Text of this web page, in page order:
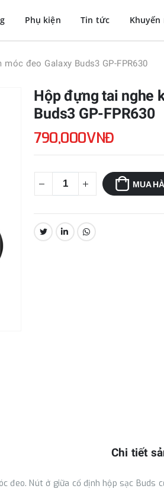
Phụ kiện Tin tức Khuyến
đeo Galaxy Buds3 GP-FPR630
Hộp đựng tai nghe
Buds3 GP-FPR630
790,000VNĐ
MUA
CHIA SẺ:
Chi tiết
đeo. Nút ở giữa cố định hộp sạc